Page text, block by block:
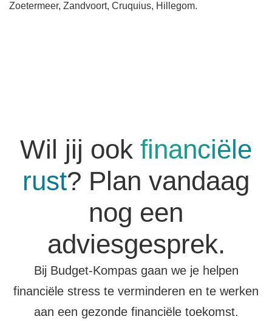
Zoetermeer, Zandvoort, Cruquius, Hillegom.
Wil jij ook financiële
rust? Plan vandaag
nog een
adviesgesprek.
Bij Budget-Kompas gaan we je helpen
financiële stress te verminderen en te werken
aan een gezonde financiële toekomst.